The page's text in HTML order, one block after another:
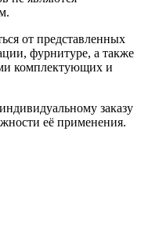
от представленных
фурнитуре, а также
комплектующих и
заказу
её применения.